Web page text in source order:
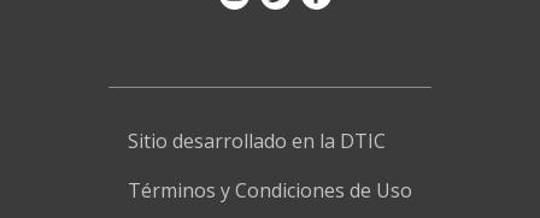
Sitio desarrollado en la DTIC
Términos y Condiciones de Uso